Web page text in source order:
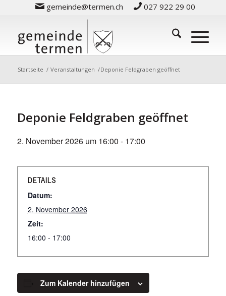
gemeinde@termen.ch 027 922 29 00
Startseite / Veranstaltungen /Deponie Feldgraben geöffnet
Deponie Feldgraben geöffnet
2. November 2026 um 16:00 - 17:00
DETAILS
Datum:
2. November 2026
Zeit:
16:00 - 17:00
Zum Kalender hinzufügen